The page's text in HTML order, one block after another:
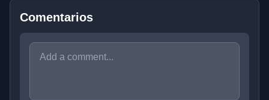
Comentarios